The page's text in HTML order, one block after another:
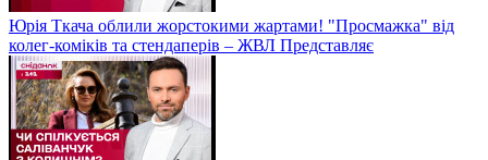
Юрія Ткача облили жорстокими жартами! "Просмажка" від
колег-коміків та стендаперів – ЖВЛ Представляє